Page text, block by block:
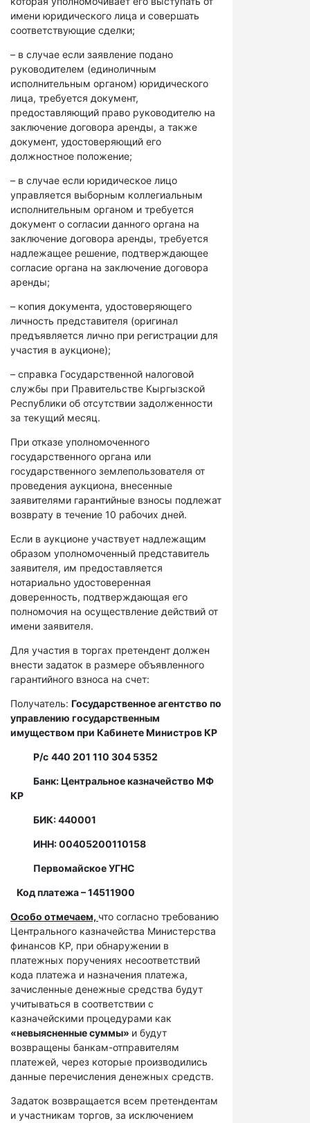
имени юридического лица и совершать
соответствующие сделки;
– в случае если заявление подано
руководителем (единоличным
исполнительным органом) юридического
лица, требуется документ,
предоставляющий право руководителю на
заключение договора аренды, а также
документ, удостоверяющий его
должностное положение;
– в случае если юридическое лицо
управляется выборным коллегиальным
исполнительным органом и требуется
документ о согласии данного органа на
заключение договора аренды, требуется
надлежащее решение, подтверждающее
согласие органа на заключение договора
аренды;
– копия документа, удостоверяющего
личность представителя (оригинал
предъявляется лично при регистрации для
участия в аукционе);
– справка Государственной налоговой
службы при Правительстве Кыргызской
Республики об отсутствии задолженности
за текущий месяц.
При отказе уполномоченного
государственного органа или
государственного землепользователя от
проведения аукциона, внесенные
заявителями гарантийные взносы подлежат
возврату в течение 10 рабочих дней.
Если в аукционе участвует надлежащим
образом уполномоченный представитель
заявителя, им предоставляется
нотариально удостоверенная
доверенность, подтверждающая его
полномочия на осуществление действий от
имени заявителя.
Для участия в торгах претендент должен
внести задаток в размере объявленного
гарантийного взноса на счет:
Получатель: Государственное агентство по
управлению государственным
имуществом при Кабинете Министров КР
Р/с 440 201 110 304 5352
Банк: Центральное казначейство МФ
КР
БИК: 440001
ИНН: 00405200110158
Первомайское УГНС
Код платежа – 14511900
Особо отмечаем, что согласно требованию
Центрального казначейства Министерства
финансов КР, при обнаружении в
платежных поручениях несоответствий
кода платежа и назначения платежа,
зачисленные денежные средства будут
учитываться в соответствии с
казначейскими процедурами как
«невыясненные суммы» и будут
возвращены банкам-отправителям
платежей, через которые производились
данные перечисления денежных средств.
Задаток возвращается всем претендентам
и участникам торгов, за исключением